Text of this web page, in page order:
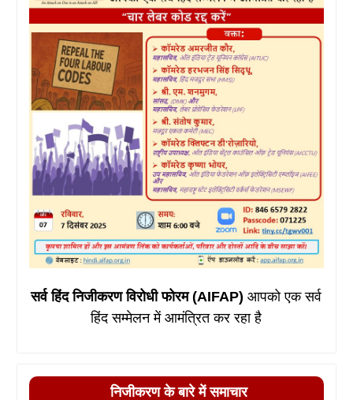
सर्व हिंद निजीकरण विरोधी फोरम (AIFAP)आपको एक सर्व
हिंद सम्मेलन में आमंत्रित कर रहा है
निजीकरण के बारे में समाचार